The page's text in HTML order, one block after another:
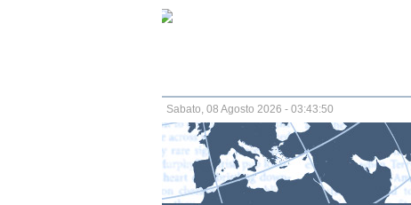
Sabato, 08 Agosto 2026 - 03:43:51